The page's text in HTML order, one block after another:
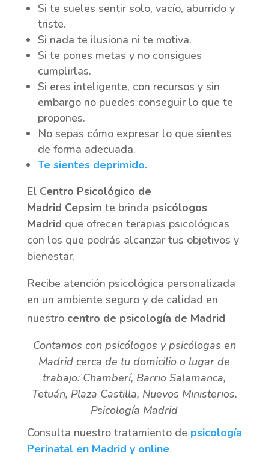
Si te sueles sentir solo, vacío, aburrido y
triste.
Si nada te ilusiona ni te motiva.
Si te pones metas y no consigues
cumplirlas.
Si eres inteligente, con recursos y sin
embargo no puedes conseguir lo que te
propones.
No sepas cómo expresar lo que sientes
de forma adecuada.
Te sientes deprimido.
El Centro Psicológico de
Madrid Cepsim te brinda psicólogos
Madrid que ofrecen terapias psicológicas
con los que podrás alcanzar tus objetivos y
bienestar.
Recibe atención psicológica personalizada
en un ambiente seguro y de calidad en
nuestro centro de psicología de Madrid
Contamos con psicólogos y psicólogas en
Madrid cerca de tu domicilio o lugar de
trabajo: Chamberí, Barrio Salamanca,
Tetuán, Plaza Castilla, Nuevos Ministerios.
Psicología Madrid
Consulta nuestro tratamiento de psicología
Perinatal en Madrid y online